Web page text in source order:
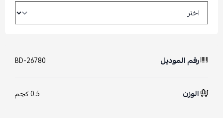
رقم الموديل BD-26780
الوزن 0.5 كجم